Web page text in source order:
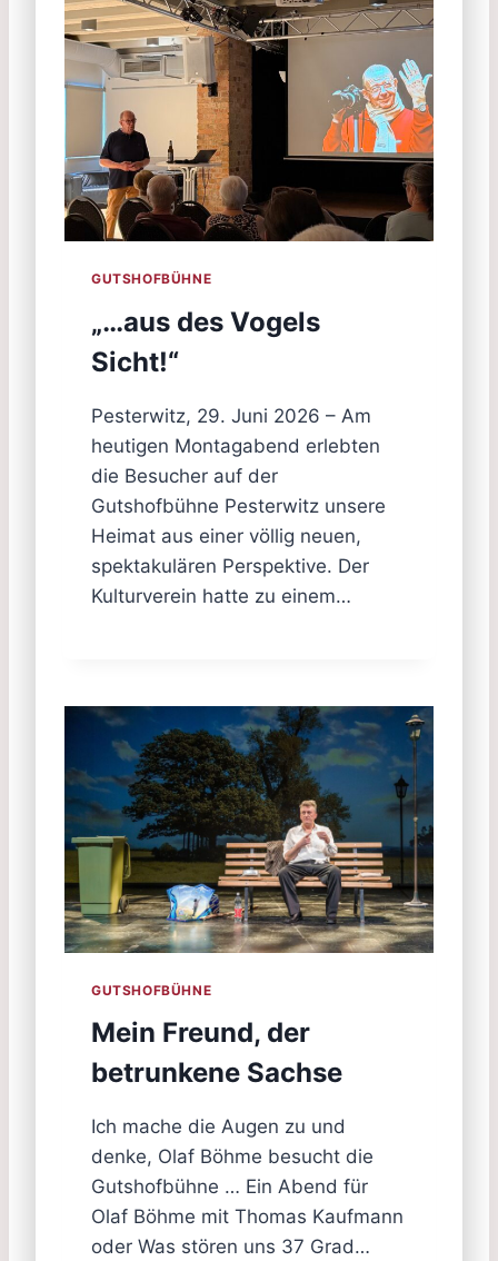
GUTSHOFBÜHNE
„…aus des Vogels
Sicht!“
Pesterwitz, 29. Juni 2026 – Am
heutigen Montagabend erlebten
die Besucher auf der
Gutshofbühne Pesterwitz unsere
Heimat aus einer völlig neuen,
spektakulären Perspektive. Der
Kulturverein hatte zu einem…
GUTSHOFBÜHNE
Mein Freund, der
betrunkene Sachse
Ich mache die Augen zu und
denke, Olaf Böhme besucht die
Gutshofbühne … Ein Abend für
Olaf Böhme mit Thomas Kaufmann
oder Was stören uns 37 Grad…